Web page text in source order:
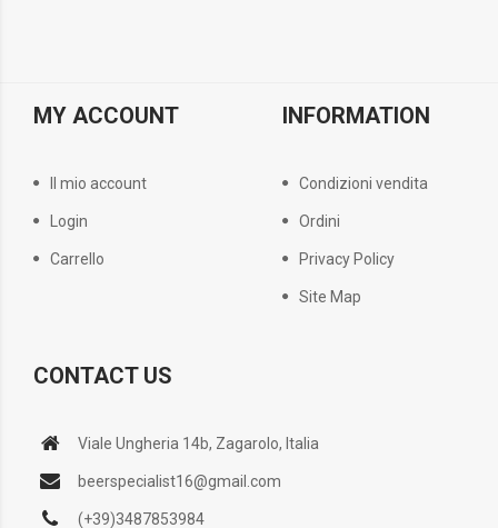
MY ACCOUNT
Il mio account
Login
Carrello
INFORMATION
Condizioni vendita
Ordini
Privacy Policy
Site Map
CONTACT US
Viale Ungheria 14b, Zagarolo, Italia
beerspecialist16@gmail.com
(+39)3487853984